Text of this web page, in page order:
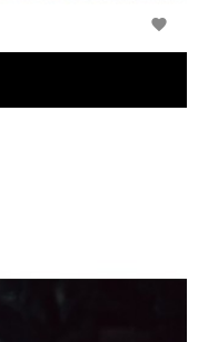
